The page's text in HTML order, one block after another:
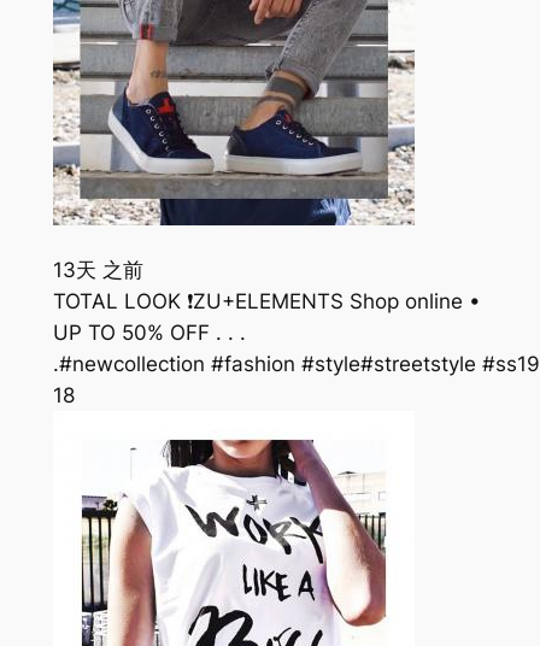
13天 之前
TOTAL LOOK ❗️ZU+ELEMENTS Shop online •
UP TO 50% OFF . . .
.#newcollection #fashion #style#streetstyle
18